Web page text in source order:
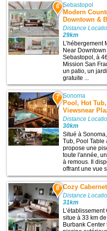
6 Sebastopol
Modern
Downtown &
Distance
29km
L’hébergement
Near
Sebastopol, à
Mission San
un patio, un
gratuite ...
7 Sonoma
Pool, Hot
Viewsnear
Distance
30km
Situé à
Tub, Pool Table
propose une
toute l'année,
à remous. Il
offrant une vue
8 Cozy
Distance
31km
situe à 33 km
Burbank Center